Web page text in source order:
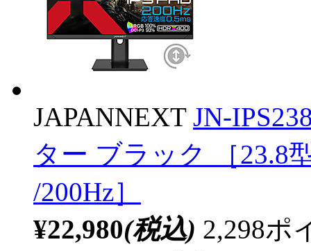
JAPANNEXT JN-
ター ブラック ［23.8
/200Hz］
¥22,980(税込) 2,298ポ